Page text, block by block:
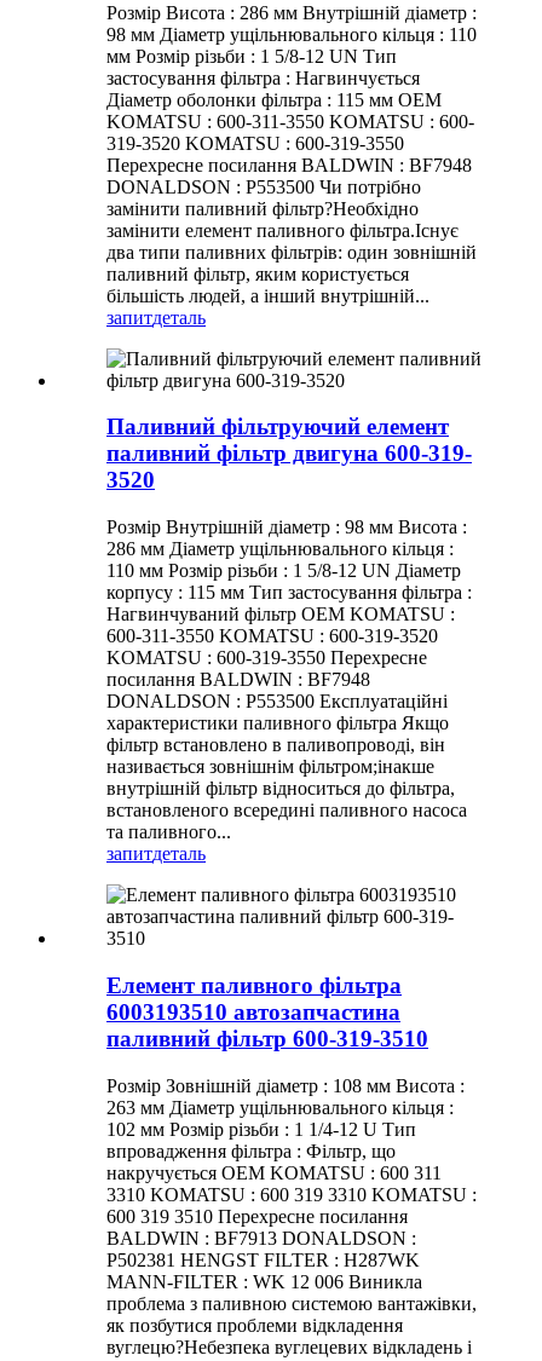
Розмір Висота : 286 мм Внутрішній діаметр :
98 мм Діаметр ущільнювального кільця : 110
мм Розмір різьби : 1 5/8-12 UN Тип
застосування фільтра : Нагвинчується
Діаметр оболонки фільтра : 115 мм OEM
KOMATSU : 600-311-3550 KOMATSU : 600-
319-3520 KOMATSU : 600-319-3550
Перехресне посилання BALDWIN : BF7948
DONALDSON : P553500 Чи потрібно
замінити паливний фільтр?Необхідно
замінити елемент паливного фільтра.Існує
два типи паливних фільтрів: один зовнішній
паливний фільтр, яким користується
більшість людей, а інший внутрішній...
запитдеталь
Паливний фільтруючий елемент
паливний фільтр двигуна 600-319-
3520
Розмір Внутрішній діаметр : 98 мм Висота :
286 мм Діаметр ущільнювального кільця :
110 мм Розмір різьби : 1 5/8-12 UN Діаметр
корпусу : 115 мм Тип застосування фільтра :
Нагвинчуваний фільтр OEM KOMATSU :
600-311-3550 KOMATSU : 600-319-3520
KOMATSU : 600-319-3550 Перехресне
посилання BALDWIN : BF7948
DONALDSON : P553500 Експлуатаційні
характеристики паливного фільтра Якщо
фільтр встановлено в паливопроводі, він
називається зовнішнім фільтром;інакше
внутрішній фільтр відноситься до фільтра,
встановленого всередині паливного насоса
та паливного...
запитдеталь
Елемент паливного фільтра
6003193510 автозапчастина
паливний фільтр 600-319-3510
Розмір Зовнішній діаметр : 108 мм Висота :
263 мм Діаметр ущільнювального кільця :
102 мм Розмір різьби : 1 1/4-12 U Тип
впровадження фільтра : Фільтр, що
накручується OEM KOMATSU : 600 311
3310 KOMATSU : 600 319 3310 KOMATSU :
600 319 3510 Перехресне посилання
BALDWIN : BF7913 DONALDSON :
P502381 HENGST FILTER : H287WK
MANN-FILTER : WK 12 006 Виникла
проблема з паливною системою вантажівки,
як позбутися проблеми відкладення
вуглецю?Небезпека вуглецевих відкладень і